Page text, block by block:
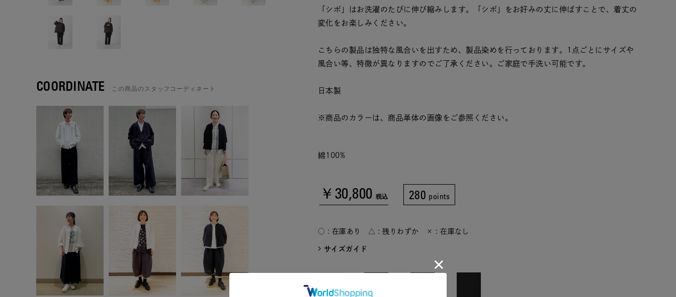
COORDINATE この商品のスタッフコーディネート
「シボ」はお洗濯のたびに伸び縮みします。「シボ」をお好みの丈に伸ばすことで、着丈の
変化をお楽しみください。
こちらの製品は独特な風合いを出すため、製品染めを行っております。1点ごとにサイズや
風合い等、特徴が異なりますのでご了承ください。ご家庭で手洗い可能です。
日本製
※商品のカラーは、商品単体の画像をご参照ください。
綿100%
￥30,800 税込 280 points
○ : 在庫あり △ : 残りわずか × : 在庫なし
サイズガイド